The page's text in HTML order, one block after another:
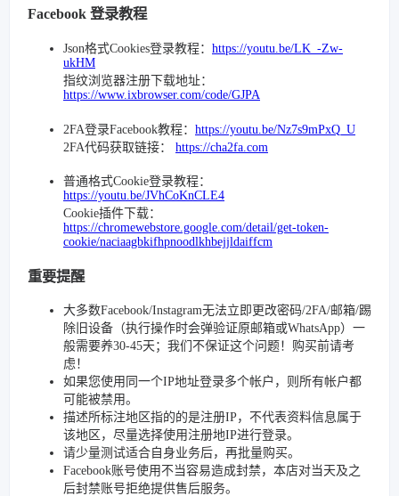
Facebook 登录教程
Json格式Cookies登录教程： https://youtu.be/LK_-Zw-
ukHM
指纹浏览器注册下载地址：
https://www.ixbrowser.com/code/GJPA
2FA登录Facebook教程： https://youtu.be/Nz7s9mPxQ_U
2FA代码获取链接： https://cha2fa.com
普通格式Cookie登录教程：
https://youtu.be/JVhCoKnCLE4
Cookie插件下载：
https://chromewebstore.google.com/detail/get-token-
cookie/naciaagbkifhpnoodlkhbejjldaiffcm
重要提醒
大多数Facebook/Instagram无法立即更改密码/2FA/邮箱/踢
除旧设备（执行操作时会弹验证原邮箱或WhatsApp）一
般需要养30-45天；我们不保证这个问题！购买前请考
虑！
如果您使用同一个IP地址登录多个帐户，则所有帐户都
可能被禁用。
描述所标注地区指的的是注册IP，不代表资料信息属于
该地区，尽量选择使用注册地IP进行登录。
请少量测试适合自身业务后，再批量购买。
Facebook账号使用不当容易造成封禁，本店对当天及之
后封禁账号拒绝提供售后服务。